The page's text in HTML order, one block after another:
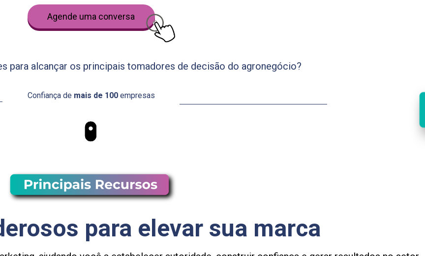
Agende uma conversa
para alcançar os principais tomadores de decisão do agronegócio?
Confiança de mais de 100 empresas
para elevar sua marca